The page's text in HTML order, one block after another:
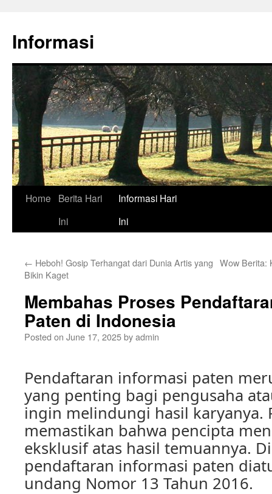
content
Informasi
Home
Berita Hari
Ini
Informasi Hari
Ini
← Heboh! Gosip Terhangat dari Dunia Artis yang
Bikin Kaget
Wow Berita:
Membahas Proses
Paten di Indonesia
Posted on June 17, 2025byadmin
Pendaftaran informasi paten
yang penting bagi pengusaha
ingin melindungi hasil karyanya.
memastikan bahwa pencipta
eksklusif atas hasil temuannya.
pendaftaran informasi paten
undang Nomor 13 Tahun 2016.